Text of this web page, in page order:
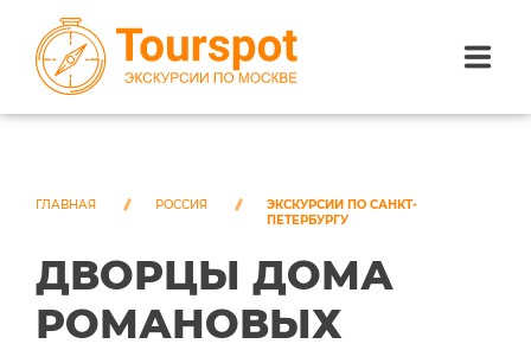
ЭКСКУРСИИ ПО МОСКВЕ
ЭКСКУРСИИ ПО СОЧИ
О НАС
ГЛАВНАЯ РОССИЯ
ЭКСКУРСИИ ПО САНКТ-
ПЕТЕРБУРГУ
ДВОРЦЫ ДОМА
РОМАНОВЫХ